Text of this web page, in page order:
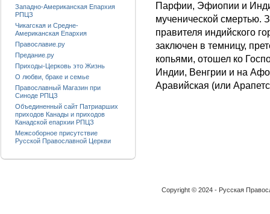
Парфии, Эфиопии и
мученической смертью.
правителя индийского
заключен в темницу,
копьями, отошел ко
Индии, Венгрии и на
Аравийская (или
Западно-Американская Епархия
РПЦЗ
Чикагская и Средне-
Американская Епархия
Православие.ру
Предание.ру
Приходы-Церковь это Жизнь
О любви, браке и семье
Православный Магазин при
Синоде РПЦЗ
Объединенный сайт Патриарших
приходов Канады и приходов
Канадской епархии РПЦЗ
Межсоборное присутствие
Русской Православной Церкви
Copyright © 2024 - Русская